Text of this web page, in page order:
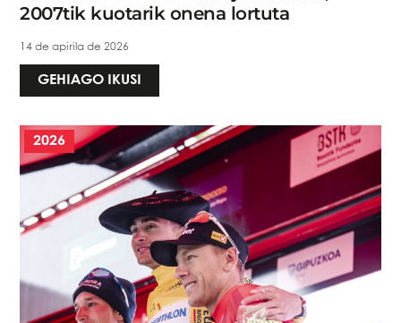
2007tik kuotarik onena lortuta
14 de apirila de 2026
GEHIAGO IKUSI
2026